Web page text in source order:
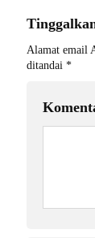
Alamat email
ditandai *